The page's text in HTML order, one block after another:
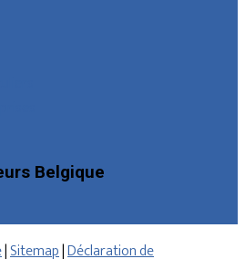
Belgique
|Sitemap|Déclaration de